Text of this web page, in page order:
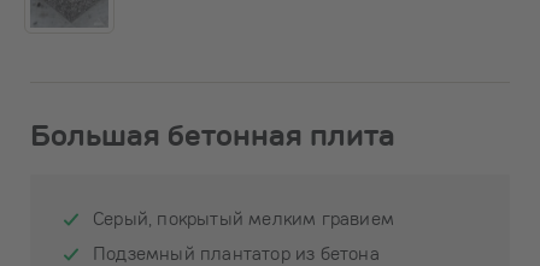
Большая бетонная плита
Серый, покрытый мелким гравием
Подземный плантатор из бетона